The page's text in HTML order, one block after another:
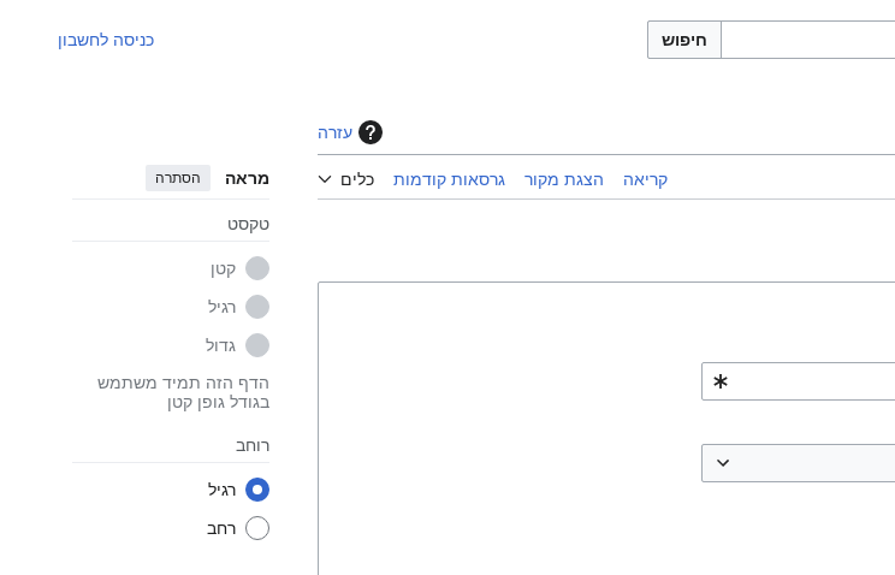
חיפוש כניסה לחשבון
עזרה
קריאה הצגת מקור גרסאות קודמות כלים מראה הסתרה
טקסט
קטן
רגיל
גדול
הדף הזה תמיד משתמש
בגודל גופן קטן
רוחב
רגיל
רחב